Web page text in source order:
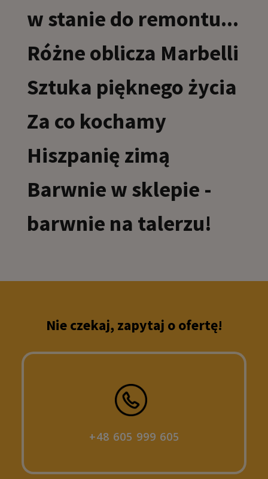
w stanie do remontu...
Różne oblicza Marbelli
Sztuka pięknego życia
Za co kochamy
Hiszpanię zimą
Barwnie w sklepie -
barwnie na talerzu!
Nie czekaj, zapytaj o ofertę!
+48 605 999 605